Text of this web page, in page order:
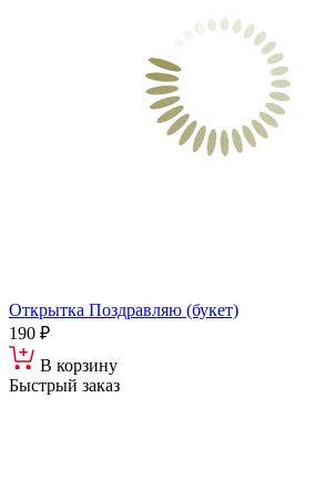
Открытка Поздравляю (букет)
190 ₽
В корзину
Быстрый заказ